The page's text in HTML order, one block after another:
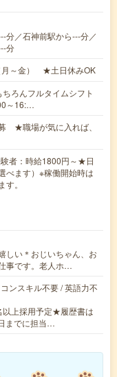
分／石神前駅から---分／
分
月～金） ★土日休みOK
ろんフルタイムシフト
～16:…
★職場が気に入れば、
者：時給1800円～★日
べます）※稼働開始時は
。
しい＊おじいちゃん、お
事です。老人ホ…
ンスキル不要 / 英語力不
上採用予定★履歴書は
までに担当…